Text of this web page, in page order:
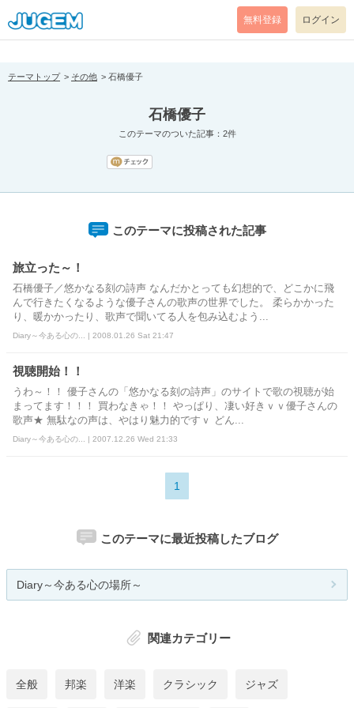
[pear_error: message="Success" code=0 mode=return level=notice
prefix="" info=""]
無料登録 ログイン
テーマトップ その他 石橋優子
石橋優子
このテーマのついた記事：2件
このテーマに投稿された記事
旅立った～！
石橋優子／悠かなる刻の詩声 なんだかとっても幻想的で、どこかに飛
んで行きたくなるような優子さんの歌声の世界でした。 柔らかかった
り、暖かかったり、歌声で聞いてる人を包み込むよう...
Diary～今ある心の... | 2008.01.26 Sat 21:47
視聴開始！！
うわ～！！ 優子さんの「悠かなる刻の詩声」のサイトで歌の視聴が始
まってます！！！ 買わなきゃ！！ やっぱり、凄い好きｖｖ優子さんの
歌声★ 無駄なの声は、やはり魅力的ですｖ どん...
Diary～今ある心の... | 2007.12.26 Wed 21:33
1
このテーマに最近投稿したブログ
Diary～今ある心の場所～
関連カテゴリー
全般 邦楽 洋楽 クラシック ジャズ